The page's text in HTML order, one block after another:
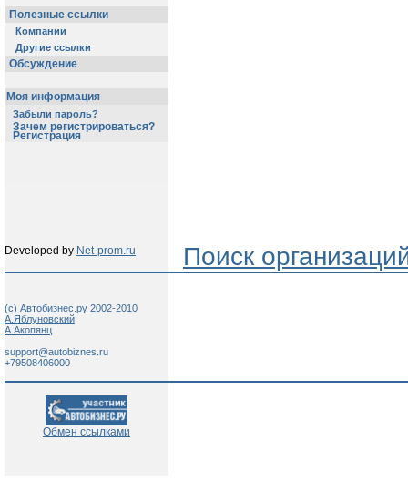
Полезные ссылки
Компании
Другие ссылки
Обсуждение
Моя информация
Забыли пароль?
Зачем регистрироваться?
Регистрация
Developed by Net-prom.ru Поиск
(c) Автобизнес.ру 2002-2010
А.Яблуновский
А.Акопянц
support@autobiznes.ru
+79508406000
Обмен ссылками